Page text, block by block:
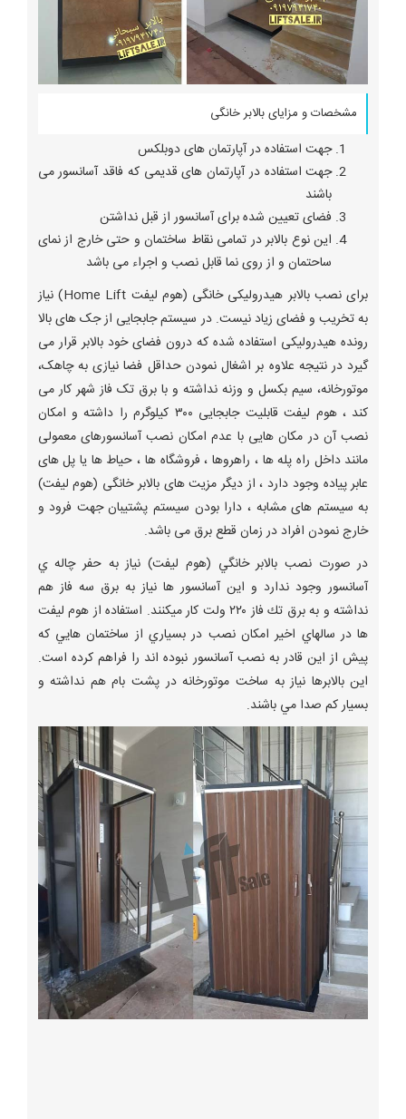
مشخصات و مزایای بالابر خانگی
جهت استفاده در آپارتمان های دوبلکس
جهت استفاده در آپارتمان های قدیمی که فاقد آسانسور می
باشند
فضای تعیین شده برای آسانسور از قبل نداشتن
این نوع بالابر در تمامی نقاط ساختمان و حتی خارج از نمای
ساحتمان و از روی نما قابل نصب و اجراء می باشد
برای نصب بالابر هیدرولیکی خانگی (هوم لیفت Home Lift) نیاز
به تخریب و فضای زیاد نیست. در سیستم جابجایی از جک های بالا
رونده هیدرولیکی استفاده شده که درون فضای خود بالابر قرار می
گیرد در نتیجه علاوه بر اشغال نمودن حداقل فضا نیازی به چاهک،
موتورخانه، سیم بکسل و وزنه نداشته و با برق تک فاز شهر کار می
کند ، هوم لیفت قابلیت جابجایی ۳۰۰ کیلوگرم را داشته و امکان
نصب آن در مکان هایی با عدم امکان نصب آسانسورهای معمولی
مانند داخل راه پله ها ، راهروها ، فروشگاه ها ، حیاط ها یا پل های
عابر پیاده وجود دارد ، از دیگر مزیت های بالابر خانگی (هوم لیفت)
به سیستم های مشابه ، دارا بودن سیستم پشتیبان جهت فرود و
خارج نمودن افراد در زمان قطع برق می باشد.
در صورت نصب بالابر خانگي (هوم ليفت) نياز به حفر چاله ي
آسانسور وجود ندارد و اين آسانسور ها نياز به برق سه فاز هم
نداشته و به برق تك فاز ۲۲۰ ولت كار ميكنند. استفاده از هوم ليفت
ها در سالهاي اخير امكان نصب در بسياري از ساختمان هايي كه
پيش از اين قادر به نصب آسانسور نبوده اند را فراهم كرده است.
اين بالابرها نياز به ساخت موتورخانه در پشت بام هم نداشته و
بسيار كم صدا مي باشند.